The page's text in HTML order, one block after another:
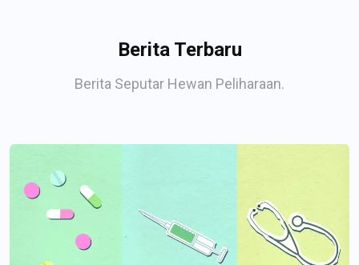
Berita Terbaru
Berita Seputar Hewan Peliharaan.